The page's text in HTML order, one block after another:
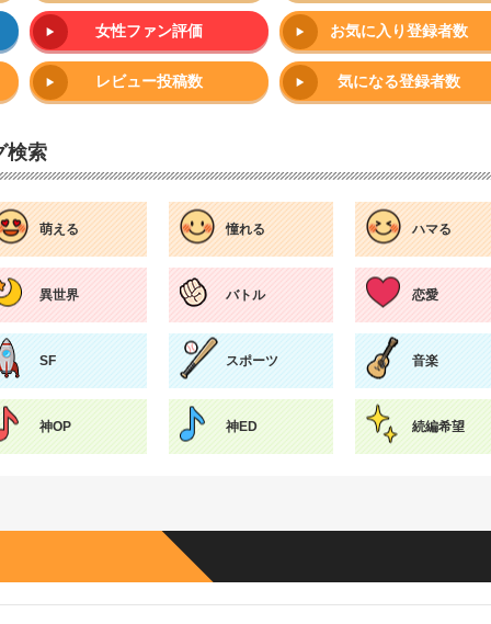
女性ファン評価 お気に入り登録者数
レビュー投稿数 気になる登録者数
検索
萌える 憧れる ハマる
異世界 バトル 恋愛
SF スポーツ 音楽
神OP 神ED 続編希望